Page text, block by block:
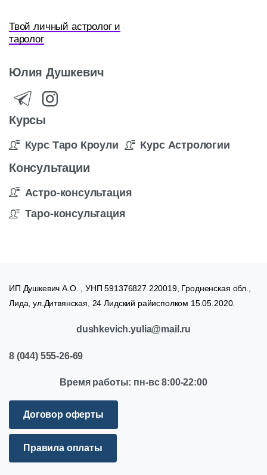
Твой личный астролог и
таролог
Юлия Душкевич
Курсы
Курс Таро Кроули Курс Астрологии
Консультации
Астро-консультация
Таро-консультация
ИП Душкевич А.О. , УНП 591376827 220019, Гродненская обл.,
Лида, ул.Дитвянская, 24 Лидский райисполком 15.05.2020.
dushkevich.yulia@mail.ru
8 (044) 555-26-69
Время работы: пн-вс 8:00-22:00
Договор оферты
Правила оплаты